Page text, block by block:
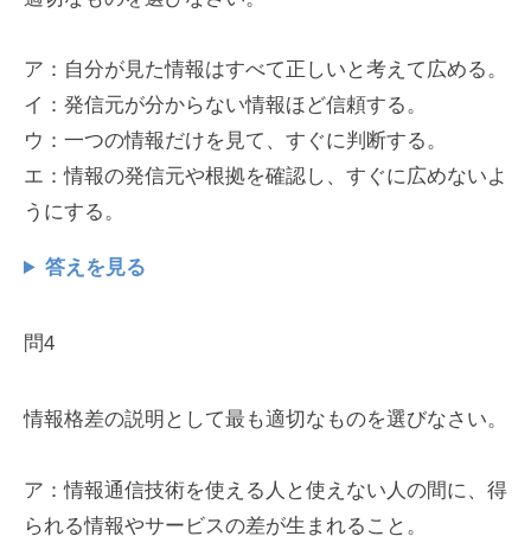
ア：自分が見た情報はすべて正しいと考えて広める。
イ：発信元が分からない情報ほど信頼する。
ウ：一つの情報だけを見て、すぐに判断する。
エ：情報の発信元や根拠を確認し、すぐに広めないよ
うにする。
答えを見る
問4
情報格差の説明として最も適切なものを選びなさい。
ア：情報通信技術を使える人と使えない人の間に、得
られる情報やサービスの差が生まれること。